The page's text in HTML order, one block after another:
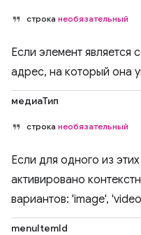
строка необязательный
Если элемент является
адрес, на который она
медиаТип
строка необязательный
Если для одного из
активировано
вариантов: 'image',
menuItemId